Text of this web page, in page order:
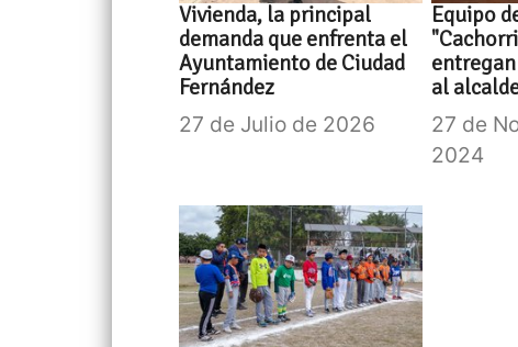
Vivienda, la principal
demanda que enfrenta el
Ayuntamiento de Ciudad
Fernández
27 de Julio de 2026
Equipo
al
27 de
2024